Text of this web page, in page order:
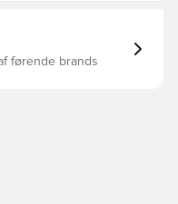
førende brands